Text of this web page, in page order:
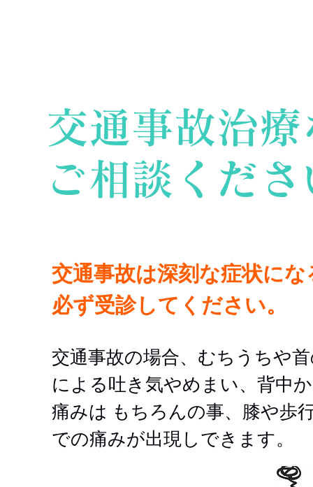
交通事故治
ご相談くださ
交通事故は深刻な症状にな
必ず受診してください。
交通事故の場合、むちうちや
による吐き気やめまい、背中
痛みは もちろんの事、膝や歩
での痛みが出現しできます。